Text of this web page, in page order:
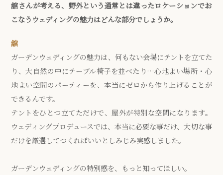
舘さんが考える、野外という通常とは違ったロケーションでお
こなうウェディングの魅力はどんな部分でしょうか。
舘
ガーデンウェディングの魅力は、何もない会場にテントを立てた
り、大自然の中にテーブル椅子を並べたり…心地よい場所・心
地よい空間のパーティーを、本当にゼロから作り上げることが
できるんです。
テントをひとつ立てただけで、屋外が特別な空間になります。
ウェディングプロデュースでは、本当に必要な事だけ、大切な事
だけを厳選してつくればいいとしみじみ実感しました。
ガーデンウェディングの特別感を、もっと知ってほしい。